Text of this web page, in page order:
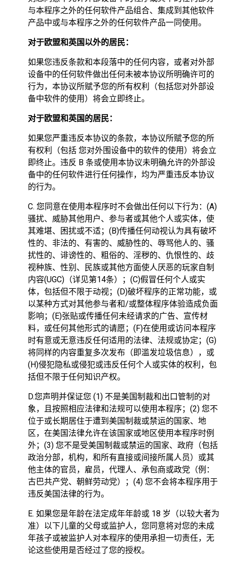
与本程序之外的任何软件产品组合、集成到其他软件
产品中或与本程序之外的任何软件产品一同使用。
对于欧盟和英国以外的居民：
如果您违反条款和本段落中的任何内容，或者对外部
设备中的任何软件做出任何未被本协议所明确许可的
行为，本协议所赋予您的所有权利（包括您对外部设
备中软件的使用）将会立即终止。
对于欧盟和英国的居民：
如果您严重违反本协议的条款，本协议所赋予您的所
有权利（包括 您对外围设备中的软件的使用）将会立
即终止。违反 B 条或使用本协议未明确允许的外部设
备中的任何软件进行任何操作，均为严重违反本协议
的行为。
C. 您同意在使用本程序时不会做出任何以下行为：(A)
骚扰、威胁其他用户、参与者或其他个人或实体，使
其难堪、困扰或不适；(B)传播任何动视认为具有破坏
性的、非法的、有害的、威胁性的、辱骂他人的、骚
扰性的、诽谤性的、粗俗的、淫秽的、仇恨性的、歧
视种族、性别、民族或其他方面使人厌恶的玩家自制
内容(UGC)（详见第14条）；(C)假冒任何个人或实
体，包括但不限于动视；(D)破坏程序的正常功能，或
以某种方式对其他参与者和/或整体程序体验造成负面
影响；(E)张贴或传播任何未经请求的广告、宣传材
料，或任何其他形式的请愿；(F)在使用或访问本程序
时有意或无意违反任何适用的法律、法规或协定；(G)
将同样的内容重复多次发布（即滥发垃圾信息），或
(H)侵犯隐私或侵犯或违反任何个人或实体的权利，包
括但不限于任何知识产权。
D.您声明并保证您 (1) 不是美国制裁和出口管制的对
象，且按照相应法律和法规可以使用本程序；(2) 您不
位于或长期居住于遭到美国制裁或禁运的国家、地
区，在美国法律允许在该国家或地区使用本程序时例
外；(3) 您不是受美国制裁或禁运的国家、政府（包括
政治分部，机构，和所有直接或间接所属人员）或其
他主体的官员，雇员，代理人、承包商或政党（例：
古巴共产党、朝鲜劳动党）；(4) 您不会将本程序用于
违反美国法律的行为。
E. 如果您是年龄在法定成年年龄或 18 岁（以较大者为
准）以下儿童的父母或监护人，您同意将对您的未成
年孩子或被监护人对本程序的使用承担一切责任，无
论这些使用是否经过了您的授权。